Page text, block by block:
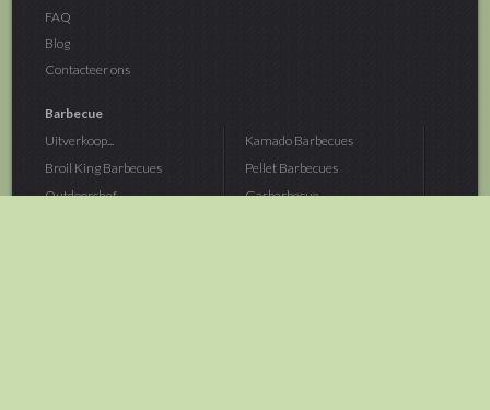
FAQ
Blog
Contacteer ons
Barbecue
Uitverkoop...
Broil King Barbecues
Outdoorchef...
Kamado Barbecues
Pellet Barbecues
Gasbarbecue